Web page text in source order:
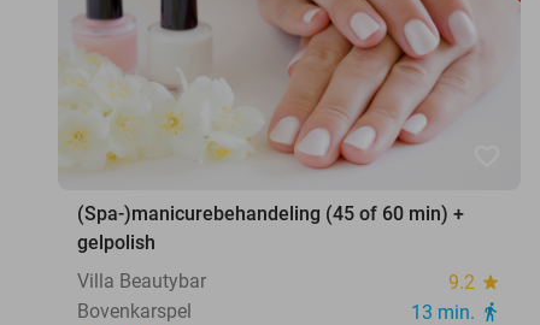
(Spa-)manicurebehandeling (45 of 60 min) +
gelpolish
Villa Beautybar
9.2 star
Bovenkarspel 13 min. directions_walk